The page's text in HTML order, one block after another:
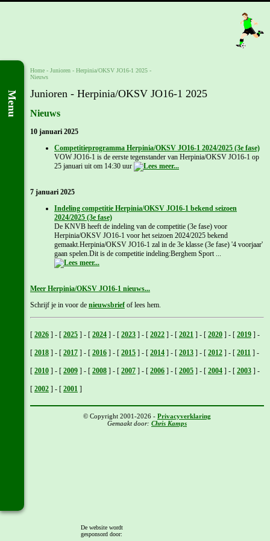
Menu
Home - Junioren - Herpinia/OKSV JO16-1 2025 -
Nieuws
Junioren - Herpinia/OKSV JO16-1 2025
Nieuws
10 januari 2025
Competitieprogramma Herpinia/OKSV JO16-1 2024/2025 (3e fase)
VOW JO16-1 is de eerste tegenstander van Herpinia/OKSV JO16-1 op
25 januari uit om 14:30 uur
7 januari 2025
Indeling competitie Herpinia/OKSV JO16-1 bekend seizoen
2024/2025 (3e fase)
De KNVB heeft de indeling van de competitie (3e fase) voor
Herpinia/OKSV JO16-1 voor het seizoen 2024/2025 bekend
gemaakt.Herpinia/OKSV JO16-1 zal in de 3e klasse (3e fase) '4 voorjaar'
gaan spelen.Dit is de competitie indeling:Berghem Sport ...
Meer Herpinia/OKSV JO16-1 nieuws...
Schrijf je in voor de nieuwsbrief of lees hem.
[ 2026 ] - [ 2025 ] - [ 2024 ] - [ 2023 ] - [ 2022 ] - [ 2021 ] - [ 2020 ] - [ 2019 ] -
[ 2018 ] - [ 2017 ] - [ 2016 ] - [ 2015 ] - [ 2014 ] - [ 2013 ] - [ 2012 ] - [ 2011 ] -
[ 2010 ] - [ 2009 ] - [ 2008 ] - [ 2007 ] - [ 2006 ] - [ 2005 ] - [ 2004 ] - [ 2003 ] -
[ 2002 ] - [ 2001 ]
© Copyright 2001-2026 - Privacyverklaring
Gemaakt door: Chris Kamps
De website wordt
gesponsord door: